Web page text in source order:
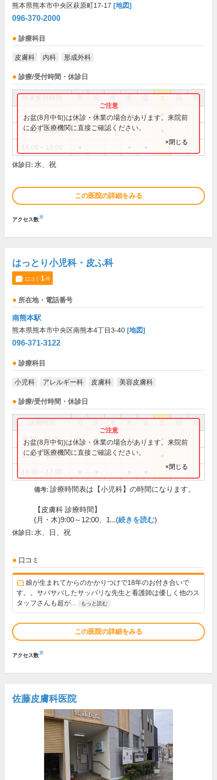
熊本県熊本市中央区萩原町17-17 [地図]
096-370-2000
診療科目
皮膚科 内科 形成外科
診療/受付時間・休診日
祝
9:30～12:30 ● ● ● ● ●
14:00～16:30
お盆(8月中旬)は休診・休業の場合があります。来院前
に必ず医療機関に直接ご確認ください。
×閉じる
休診日: 水、祝
この医院の詳細をみる
アクセス数※
はっとり小児科・皮ふ科
口コミ 1件
所在地・電話番号
南熊本駅
熊本県熊本市中央区南熊本4丁目3-40 [地図]
096-371-3122
診療科目
小児科 アレルギー科 皮膚科 美容皮膚科
診療/受付時間・休診日
祝
8:30～11:30 ● ● ● ●
13:30～16:00
お盆(8月中旬)は休診・休業の場合があります。来院前
に必ず医療機関に直接ご確認ください。
×閉じる
備考: 診療時間表は【小児科】の時間になります。
【皮膚科 診療時間】
(月・木)9:00～12:00、1...(続きを読む)
休診日: 水、日、祝
口コミ
娘が生まれてからのかかりつけで18年のお付き合いで
す。。サバサバしたサッパリな先生と看護師は優しく他のス
タッフさんも超が...
もっと読む
この医院の詳細をみる
アクセス数※
佐藤皮膚科医院